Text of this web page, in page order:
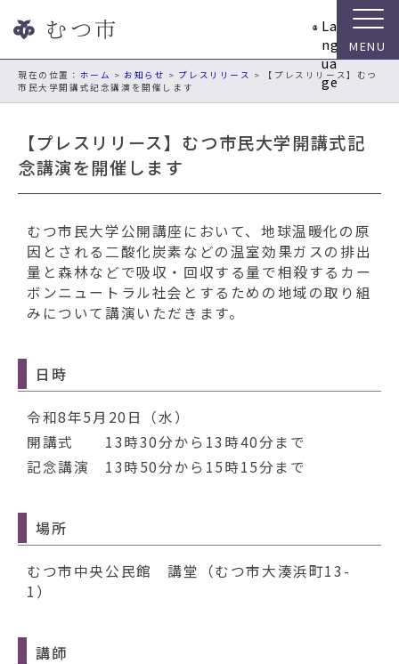
ビ
La
ng
ua
ge
現在の位置： ホーム > お知らせ > プレスリリース > 【プレスリリース】むつ
市民大学開講式記念講演を開催します
【プレスリリース】むつ市民大学開講式記
念講演を開催します
むつ市民大学公開講座において、地球温暖化の原
因とされる二酸化炭素などの温室効果ガスの排出
量と森林などで吸収・回収する量で相殺するカー
ボンニュートラル社会とするための地域の取り組
みについて講演いただきます。
日時
令和8年5月20日（水）
開講式 13時30分から13時40分まで
記念講演 13時50分から15時15分まで
場所
むつ市中央公民館 講堂（むつ市大湊浜町13-
1）
講師